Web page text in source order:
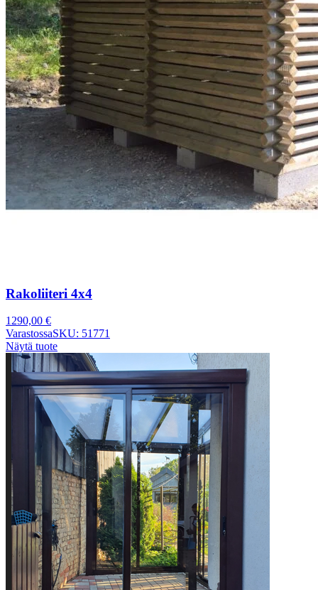
Rakoliiteri 4x4
1290,00 €
VarastossaSKU: 51771
Näytä tuote